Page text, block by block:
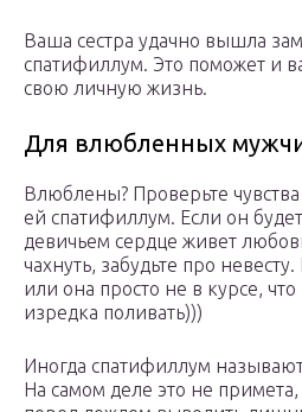
Ваша сестра удачно вышла
спатифиллум. Это поможет и
свою личную жизнь.
Для влюбленных
Влюблены? Проверьте
ей спатифиллум. Если он
девичьем сердце живет
чахнуть, забудьте про
или она просто не в курсе,
изредка поливать)))
Иногда спатифиллум
На самом деле это не примета,